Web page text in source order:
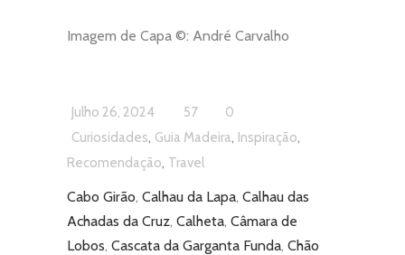
Imagem de Capa ©: André Carvalho
Julho 26, 2024 57
0
Curiosidades, Guia Madeira, Inspiração,
Recomendação, Travel
Cabo Girão, Calhau da Lapa, Calhau das
Achadas da Cruz, Calheta, Câmara de
Lobos, Cascata da Garganta Funda, Chão